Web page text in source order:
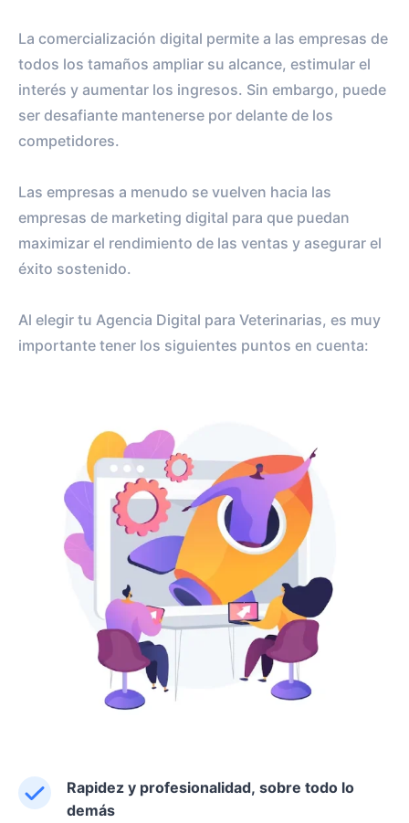
La comercialización digital permite a las empresas de
todos los tamaños ampliar su alcance, estimular el
interés y aumentar los ingresos. Sin embargo, puede
ser desafiante mantenerse por delante de los
competidores.
Las empresas a menudo se vuelven hacia las
empresas de marketing digital para que puedan
maximizar el rendimiento de las ventas y asegurar el
éxito sostenido.
Al elegir tu Agencia Digital para Veterinarias, es muy
importante tener los siguientes puntos en cuenta:
Rapidez y profesionalidad, sobre todo lo
demás